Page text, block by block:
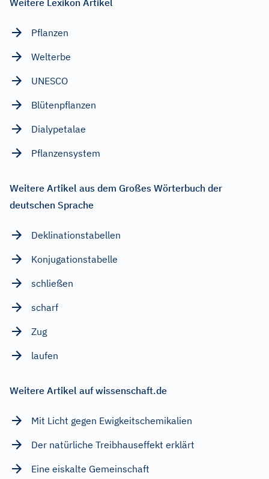
Weitere Lexikon Artikel
Pflanzen
Welterbe
UNESCO
Blütenpflanzen
Dialypetalae
Pflanzensystem
Weitere Artikel aus dem Großes Wörterbuch der
deutschen Sprache
Deklinationstabellen
Konjugationstabelle
schließen
scharf
Zug
laufen
Weitere Artikel auf wissenschaft.de
Mit Licht gegen Ewigkeitschemikalien
Der natürliche Treibhauseffekt erklärt
Eine eiskalte Gemeinschaft